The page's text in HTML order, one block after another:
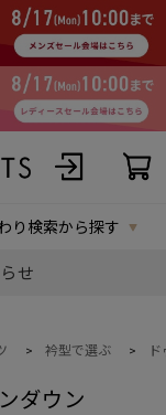
り検索から探す
せ
> 衿型で選ぶ >
ダウン